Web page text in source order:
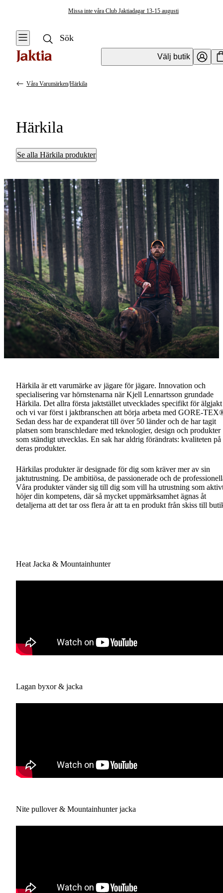
Missa inte våra Club Jaktiadagar 13-15 augusti
Välj butik
Våra Varumärken/Härkila
Härkila
Se alla Härkila produkter
Härkila är ett varumärke av jägare för jägare. Innovation och
specialisering var hörnstenarna när Kjell Lennartsson grundade
Härkila. Det allra första jaktstället utvecklades specifikt för älgjakt
och vi var först i jaktbranschen att börja arbeta med GORE-
Sedan dess har de expanderat till över 50 länder och de har tagit
platsen som branschledare med teknologier, design och produkter
som ständigt utvecklas. En sak har aldrig förändrats: kvaliteten på
deras produkter.
Härkilas produkter är designade för dig som kräver mer av sin
jaktutrustning. De ambitiösa, de passionerade och de
Våra produkter vänder sig till dig som vill ha utrustning som
höjer din kompetens, där så mycket uppmärksamhet ägnas åt
detaljerna att det tar oss flera år att ta en produkt från skiss till
Heat Jacka & Mountainhunter
Lagan byxor & jacka
Nite pullover & Mountainhunter jacka